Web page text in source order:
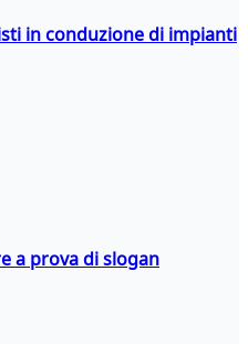
in conduzione di impianti
a prova di slogan